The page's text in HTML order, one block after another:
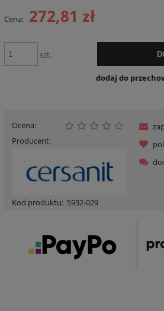
Cena nie zawiera ewentualnych
Cena: 272,81 zł
szt.
dodaj do
Ocena:
Producent:
Kod produktu: S932-029